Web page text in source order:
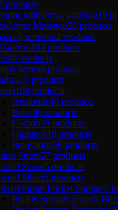
products
καθρέπτης μπανιου19
Μπάνιου26 products
μπανιου2 products
104 products
504 products
Strom0 products
110 products
168 products
Anatomic40 products
Basic40 products
Carbon28 products
Hightech10 products
Innovation50 products
Strom57 products
Senso5 products
Silver5 products
Strom Pocket Springs0
Pocket Springs Extasis B0